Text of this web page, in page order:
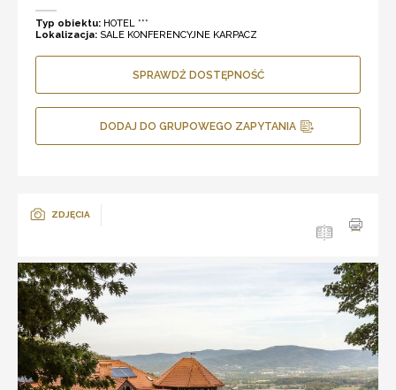
Typ obiektu: HOTEL ***
Lokalizacja: SALE KONFERENCYJNE KARPACZ
SPRAWDŹ DOSTĘPNOŚĆ
DODAJ DO GRUPOWEGO ZAPYTANIA
ZDJĘCIA